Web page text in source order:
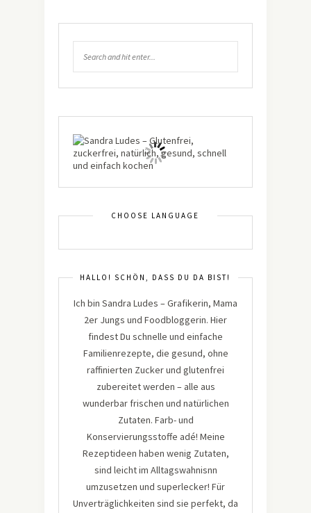
CHOOSE LANGUAGE
HALLO! SCHÖN, DASS DU DA BIST!
Ich bin Sandra Ludes – Grafikerin, Mama
2er Jungs und Foodbloggerin. Hier
findest Du schnelle und einfache
Familienrezepte, die gesund, ohne
raffinierten Zucker und glutenfrei
zubereitet werden – alle aus
wunderbar frischen und natürlichen
Zutaten. Farb- und
Konservierungsstoffe adé! Meine
Rezeptideen haben wenig Zutaten,
sind leicht im Alltagswahnisnn
umzusetzen und superlecker! Für
Unverträglichkeiten sind sie perfekt, da